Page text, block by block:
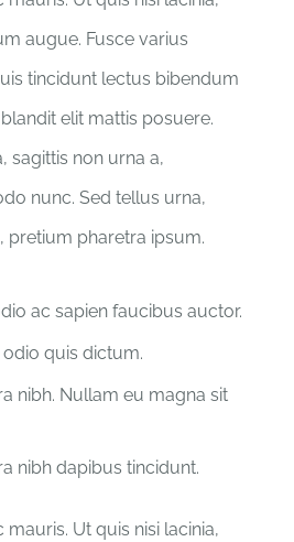
augue. Fusce varius
tincidunt lectus bibendum
elit mattis posuere.
sagittis non urna a,
nunc. Sed tellus urna,
pretium pharetra ipsum.
ac sapien faucibus auctor.
quis dictum.
nibh. Nullam eu magna sit
nibh dapibus tincidunt.
Ut quis nisi lacinia,